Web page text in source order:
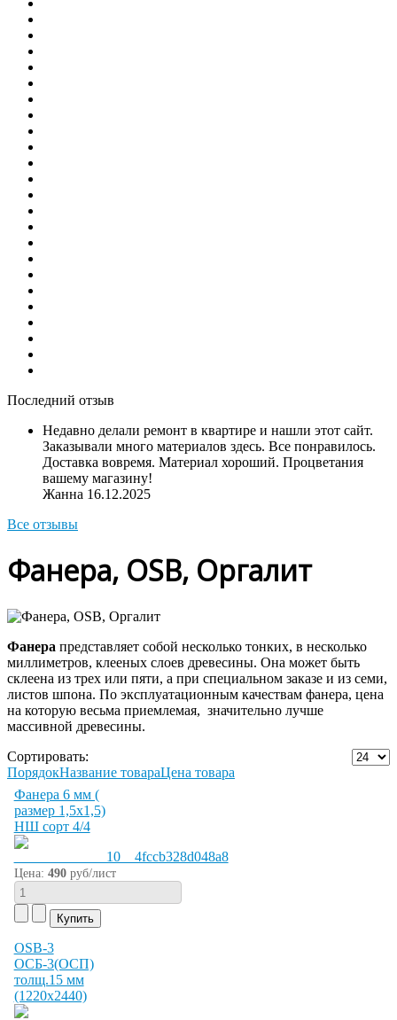
Последний отзыв
Недавно делали ремонт в квартире и нашли этот сайт.
Заказывали много материалов здесь. Все понравилось.
Доставка вовремя. Материал хороший. Процветания
вашему магазину!
Жанна 16.12.2025
Все отзывы
Фанера, OSB, Оргалит
Фанера представляет собой несколько тонких, в несколько
миллиметров, клееных слоев древесины. Она может быть
склеена из трех или пяти, а при специальном заказе и из семи,
листов шпона. По эксплуатационным качествам фанера, цена
на которую весьма приемлемая, значительно лучше
массивной древесины.
Сортировать:
ПорядокНазвание товараЦена товара
Фанера 6 мм (
размер 1,5х1,5)
НШ сорт 4/4
Цена: 490руб/лист
OSB-3
ОСБ-3(ОСП)
толщ.15 мм
(1220х2440)